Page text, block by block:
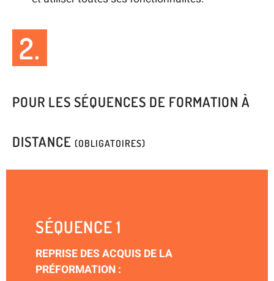
2.
POUR LES SÉQUENCES DE FORMATION À
DISTANCE (OBLIGATOIRES)
SÉQUENCE 1
REPRISE DES ACQUIS DE LA
PRÉFORMATION :